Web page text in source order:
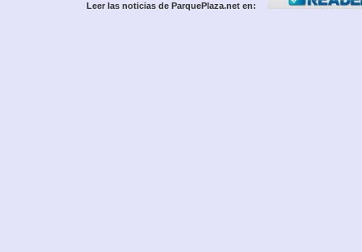
Leer las noticias de ParquePlaza.net en: